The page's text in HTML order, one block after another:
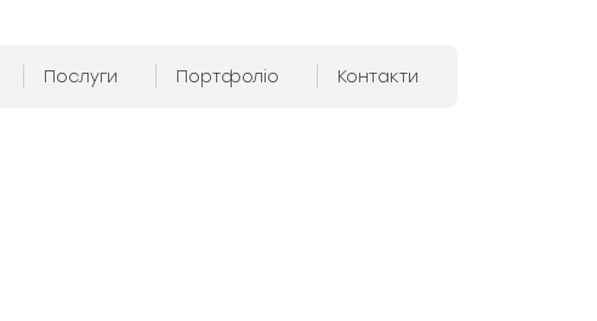
Послуги Портфоліо Контакти